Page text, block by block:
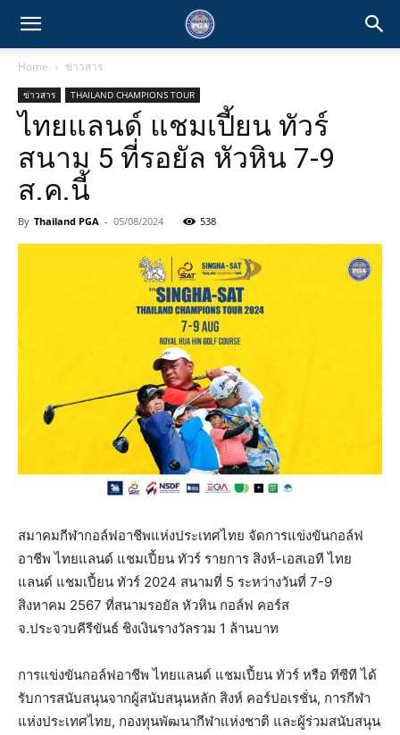
Home ข่าวสาร
ข่าวสาร THAILAND CHAMPIONS TOUR
ไทยแลนด์ แชมเปี้ยน ทัวร์
สนาม 5 ที่รอยัล หัวหิน 7-9
ส.ค.นี้
By Thailand PGA - 05/08/2024 538
สมาคมกีฬากอล์ฟอาชีพแห่งประเทศไทย จัดการแข่งขันกอล์ฟ
อาชีพ ไทยแลนด์ แชมเปี้ยน ทัวร์ รายการ สิงห์-เอสเอที ไทย
แลนด์ แชมเปี้ยน ทัวร์ 2024 สนามที่ 5 ระหว่างวันที่ 7-9
สิงหาคม 2567 ที่สนามรอยัล หัวหิน กอล์ฟ คอร์ส
จ.ประจวบคีรีขันธ์ ชิงเงินรางวัลรวม 1 ล้านบาท
การแข่งขันกอล์ฟอาชีพ ไทยแลนด์ แชมเปี้ยน ทัวร์ หรือ ทีซีที ได้
รับการสนับสนุนจากผู้สนับสนุนหลัก สิงห์ คอร์ปอเรชั่น, การกีฬา
แห่งประเทศไทย, กองทุนพัฒนากีฬาแห่งชาติ และผู้ร่วมสนับสนุน